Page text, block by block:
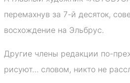
перемахнув за 7-й десяток,
восхождение на Эльбрус.
Другие члены редакции по-
рисуют… словом, никто не